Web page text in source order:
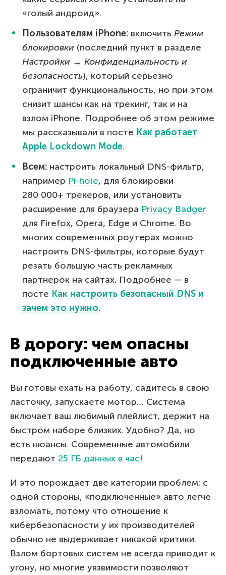
«голый андроид».
Пользователям iPhone: включить Режим
блокировки (последний пункт в разделе
Настройки → Конфиденциальность и
безопасность), который серьезно
ограничит функциональность, но при этом
снизит шансы как на трекинг, так и на
взлом iPhone. Подробнее об этом режиме
мы рассказывали в посте Как работает
Apple Lockdown Mode.
Всем: настроить локальный DNS-фильтр,
например Pi-hole, для блокировки
280 000+ трекеров, или установить
расширение для браузера Privacy Badger
для Firefox, Opera, Edge и Chrome. Во
многих современных роутерах можно
настроить DNS-фильтры, которые будут
резать большую часть рекламных
партнерок на сайтах. Подробнее — в
посте Как настроить безопасный DNS и
зачем это нужно.
В дорогу: чем опасны
подключенные авто
Вы готовы ехать на работу, садитесь в свою
ласточку, запускаете мотор… Система
включает ваш любимый плейлист, держит на
быстром наборе близких. Удобно? Да, но
есть нюансы. Современные автомобили
передают 25 ГБ данных в час!
И это порождает две категории проблем: с
одной стороны, «подключенные» авто легче
взломать, потому что отношение к
кибербезопасности у их производителей
обычно не выдерживает никакой критики.
Взлом бортовых систем не всегда приводит к
угону, но многие уязвимости позволяют